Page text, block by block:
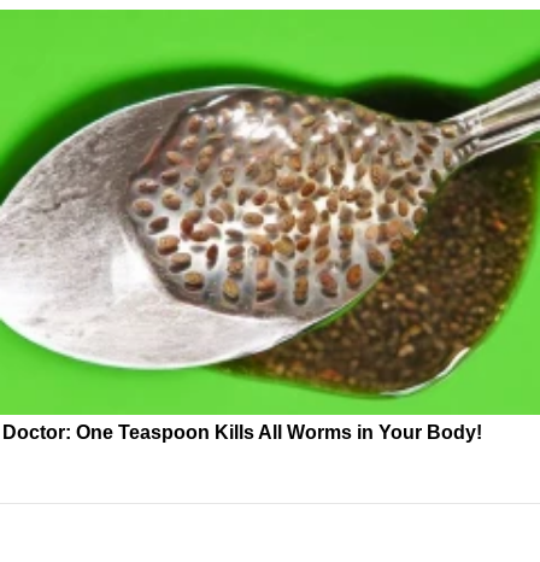
Doctor: One Teaspoon Kills All Worms in Your Body!